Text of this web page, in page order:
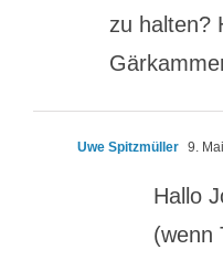
zu halten?
Uwe Spitzmüller 9.
Hallo
(wenn